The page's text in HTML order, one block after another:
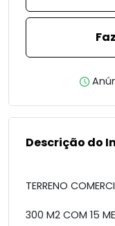
Descrição do
TERRENO
300 M2 COM 15